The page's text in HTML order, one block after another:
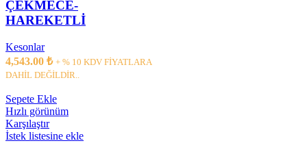
ÇEKMECE-
HAREKETLİ
Kesonlar
4,543.00 ₺ + % 10 KDV FİYATLARA
DAHİL DEĞİLDİR..
Sepete Ekle
Hızlı görünüm
Karşılaştır
İstek listesine ekle